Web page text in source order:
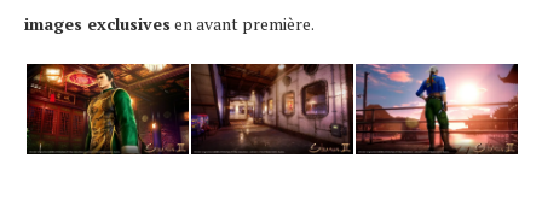
images exclusives en avant première.